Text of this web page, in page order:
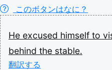
このボタンはなに？
He excused himself to
behind the stable.
翻訳する